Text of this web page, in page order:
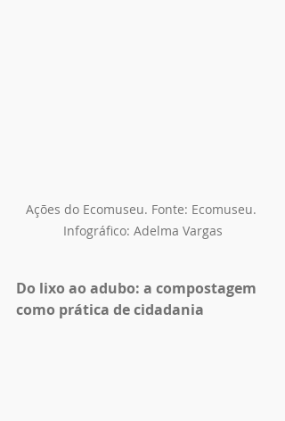
Ações do Ecomuseu. Fonte: Ecomuseu.
Infográfico: Adelma Vargas
Do lixo ao adubo: a compostagem
como prática de cidadania